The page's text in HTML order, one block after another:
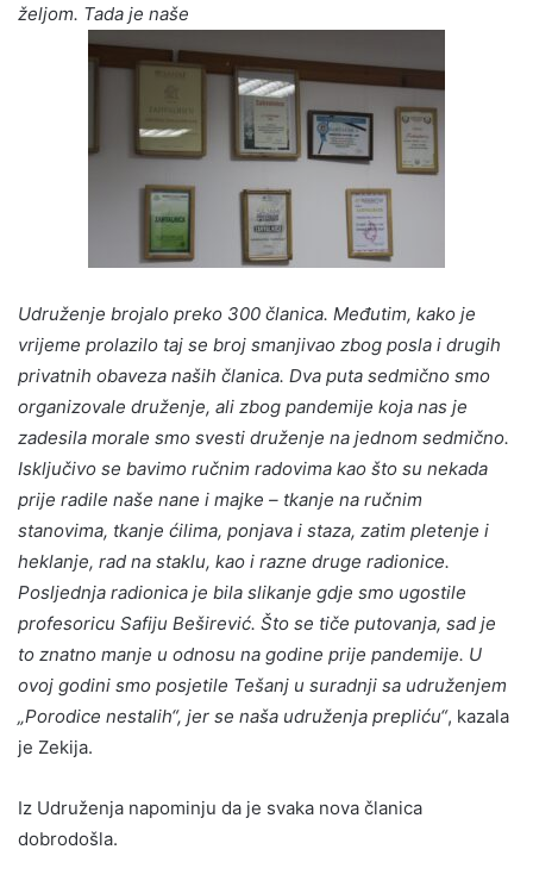
željom. Tada je naše
Udruženje brojalo preko 300 članica. Međutim, kako je
vrijeme prolazilo taj se broj smanjivao zbog posla i drugih
privatnih obaveza naših članica. Dva puta sedmično smo
organizovale druženje, ali zbog pandemije koja nas je
zadesila morale smo svesti druženje na jednom sedmično.
Isključivo se bavimo ručnim radovima kao što su nekada
prije radile naše nane i majke – tkanje na ručnim
stanovima, tkanje ćilima, ponjava i staza, zatim pletenje i
heklanje, rad na staklu, kao i razne druge radionice.
Posljednja radionica je bila slikanje gdje smo ugostile
profesoricu Safiju Beširević. Što se tiče putovanja, sad je
to znatno manje u odnosu na godine prije pandemije. U
ovoj godini smo posjetile Tešanj u suradnji sa udruženjem
„Porodice nestalih“, jer se naša udruženja prepliću“, kazala
je Zekija.
Iz Udruženja napominju da je svaka nova članica
dobrodošla.